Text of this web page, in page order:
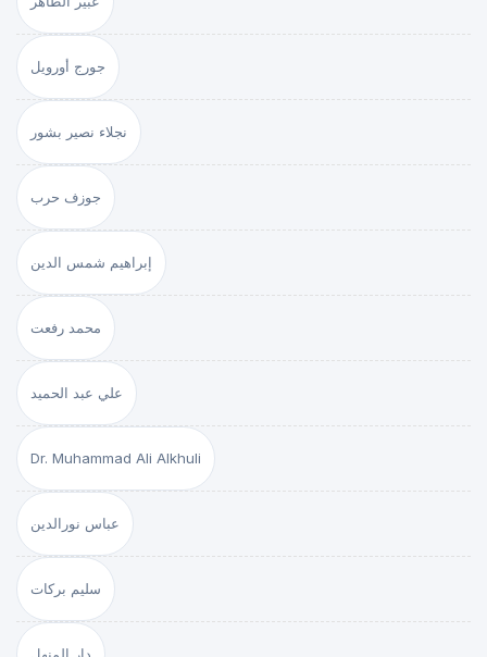
جورج أورويل
نجلاء نصير بشور
جوزف حرب
إبراهيم شمس الدين
محمد رفعت
علي عبد الحميد
Dr. Muhammad Ali Alkhuli
عباس نورالدين
سليم بركات